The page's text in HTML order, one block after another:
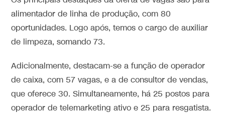
alimentador de linha de produção, com 80
oportunidades. Logo após, temos o cargo de auxiliar
de limpeza, somando 73.
Adicionalmente, destacam-se a função de operador
de caixa, com 57 vagas, e a de consultor de vendas,
que oferece 30. Simultaneamente, há 25 postos para
operador de telemarketing ativo e 25 para resgatista.